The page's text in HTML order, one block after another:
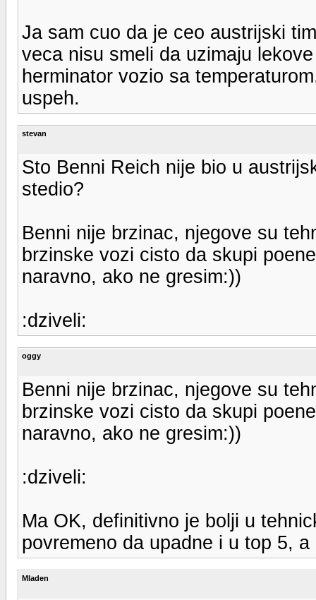
Ja sam cuo da je ceo austrijski
veca nisu smeli da uzimaju
herminator vozio sa
uspeh.
stevan
Sto Benni Reich nije bio u
stedio?
Benni nije brzinac, njegove su
brzinske vozi cisto da skupi
naravno, ako ne gresim:))
:dziveli:
oggy
Benni nije brzinac, njegove su
brzinske vozi cisto da skupi
naravno, ako ne gresim:))
:dziveli:
Ma OK, definitivno je bolji u
povremeno da upadne i u top 5,
Mladen